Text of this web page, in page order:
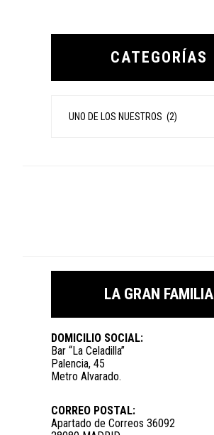
Primary
CATEGORÍAS
LA GRAN FAMILIA
DOMICILIO SOCIAL:
Bar “La Celadilla”
Palencia, 45
Metro Alvarado.
CORREO POSTAL:
Apartado de Correos 36092